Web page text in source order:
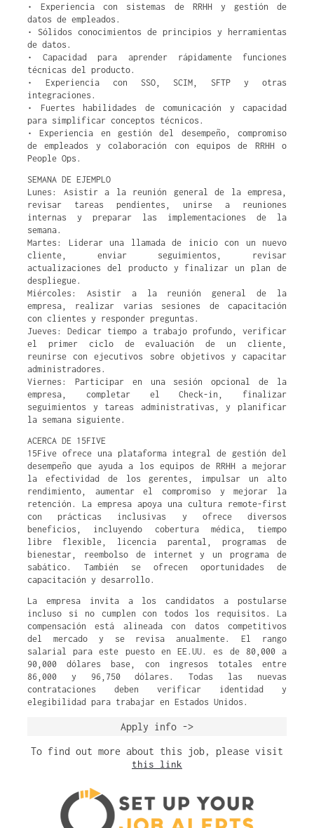
• Experiencia con sistemas de RRHH y gestión de
datos de empleados.
• Sólidos conocimientos de principios y herramientas
de datos.
• Capacidad para aprender rápidamente funciones
técnicas del producto.
• Experiencia con SSO, SCIM, SFTP y otras
integraciones.
• Fuertes habilidades de comunicación y capacidad
para simplificar conceptos técnicos.
• Experiencia en gestión del desempeño, compromiso
de empleados y colaboración con equipos de RRHH o
People Ops.
SEMANA DE EJEMPLO
Lunes: Asistir a la reunión general de la empresa,
revisar tareas pendientes, unirse a reuniones
internas y preparar las implementaciones de la
semana.
Martes: Liderar una llamada de inicio con un nuevo
cliente, enviar seguimientos, revisar
actualizaciones del producto y finalizar un plan de
despliegue.
Miércoles: Asistir a la reunión general de la
empresa, realizar varias sesiones de capacitación
con clientes y responder preguntas.
Jueves: Dedicar tiempo a trabajo profundo, verificar
el primer ciclo de evaluación de un cliente,
reunirse con ejecutivos sobre objetivos y capacitar
administradores.
Viernes: Participar en una sesión opcional de la
empresa, completar el Check-in, finalizar
seguimientos y tareas administrativas, y planificar
la semana siguiente.
ACERCA DE 15FIVE
15Five ofrece una plataforma integral de gestión del
desempeño que ayuda a los equipos de RRHH a mejorar
la efectividad de los gerentes, impulsar un alto
rendimiento, aumentar el compromiso y mejorar la
retención. La empresa apoya una cultura remote-first
con prácticas inclusivas y ofrece diversos
beneficios, incluyendo cobertura médica, tiempo
libre flexible, licencia parental, programas de
bienestar, reembolso de internet y un programa de
sabático. También se ofrecen oportunidades de
capacitación y desarrollo.
La empresa invita a los candidatos a postularse
incluso si no cumplen con todos los requisitos. La
compensación está alineada con datos competitivos
del mercado y se revisa anualmente. El rango
salarial para este puesto en EE.UU. es de 80,000 a
90,000 dólares base, con ingresos totales entre
86,000 y 96,750 dólares. Todas las nuevas
contrataciones deben verificar identidad y
elegibilidad para trabajar en Estados Unidos.
Apply info ->
To find out more about this job, please visit
this link